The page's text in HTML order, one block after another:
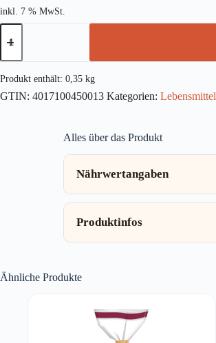
inkl. 7 % MwSt.
Bahlsen
Comtess
Chips
Kuchen
Menge
Produkt enthält: 0,35 kg
GTIN: 4017100450013 Kategorien: Lebensmittel
Alles über das Produkt
Nährwertangaben
Produktinfos
Ähnliche Produkte